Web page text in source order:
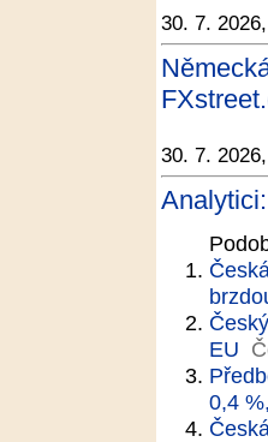
30. 7.
30. 7.
EU
0,4